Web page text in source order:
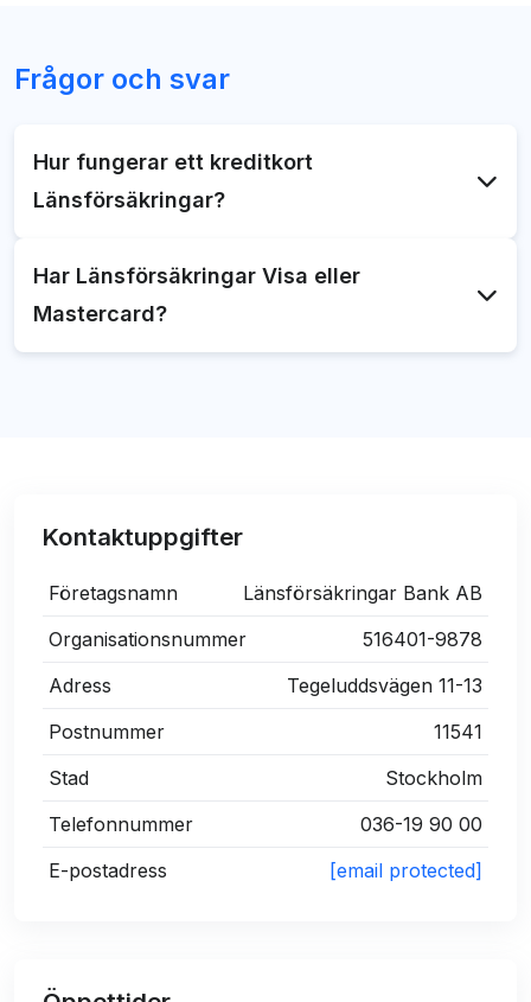
Frågor och svar
Hur fungerar ett kreditkort
Länsförsäkringar?
bonus, försäkringar och andra bra förmåner. Du
ansöker lättast om kortet via bankens webbplats.
Har Länsförsäkringar Visa eller
Mastercard?
Kontaktuppgifter
Företagsnamn
Länsförsäkringar Bank AB
Organisationsnummer
516401-9878
Adress
Tegeluddsvägen 11-13
Postnummer
11541
Stad
Stockholm
Telefonnummer
036-19 90 00
E-postadress
[email protected]